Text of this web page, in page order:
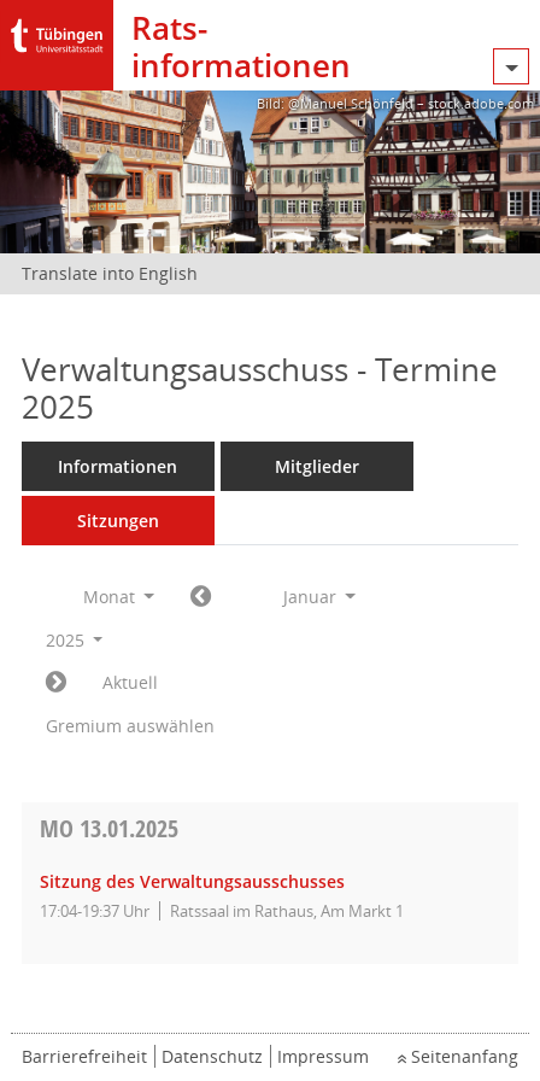
Rats­
informationen
Bild: @Manuel Schönfeld – stock.adobe.com
Translate into English
Verwaltungsausschuss - Termine
2025
Informationen Mitglieder
Sitzungen
Monat
Januar
2025
Aktuell
Gremium auswählen
MO 13.01.2025
Sitzung des Verwaltungsausschusses
17:04-19:37 Uhr Ratssaal im Rathaus, Am Markt 1
Barrierefreiheit Datenschutz Impressum Seitenanfang